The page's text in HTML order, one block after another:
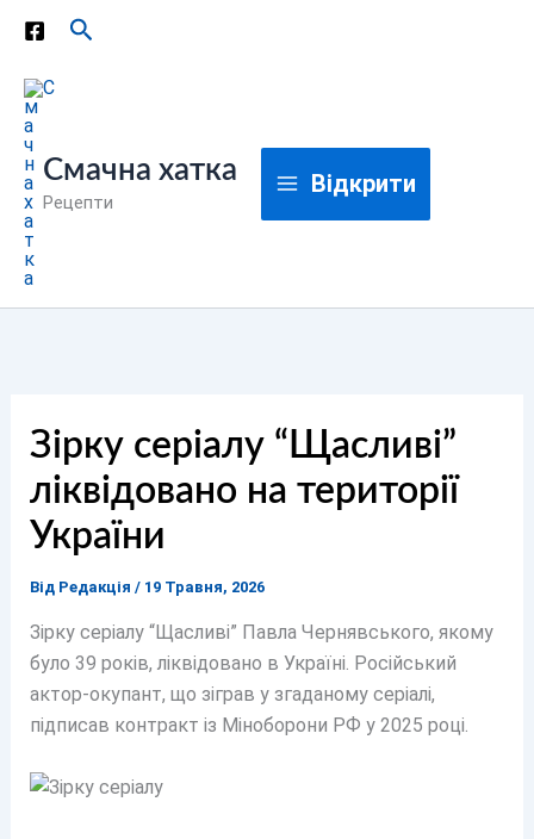
Перейти
вмісту
Пошук
Смачна хатка
Рецепти
Відкрити
Зірку серіалу “Щасливі”
ліквідовано на території
України
Від Редакція / 19 Травня, 2026
Зірку серіалу “Щасливі” Павла Чернявського, якому
було 39 років, ліквідовано в Україні. Російський
актор-окупант, що зіграв у згаданому серіалі,
підписав контракт із Міноборони РФ у 2025 році.